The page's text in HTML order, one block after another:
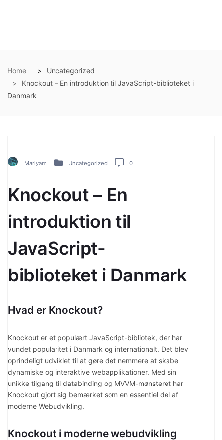
Home
Uncategorized
Knockout – En introduktion til JavaScript-biblioteket i
Danmark
Mariyam Uncategorized 0
Knockout – En
introduktion til
JavaScript-
biblioteket i Danmark
Hvad er Knockout?
Knockout er et populært JavaScript-bibliotek, der har
vundet popularitet i Danmark og internationalt. Det blev
oprindeligt udviklet til at gøre det nemmere at skabe
dynamiske og interaktive webapplikationer. Med sin
unikke tilgang til databinding og MVVM-mønsteret har
Knockout gjort sig bemærket som en essentiel del af
moderne Webudvikling.
Knockout i moderne webudvikling